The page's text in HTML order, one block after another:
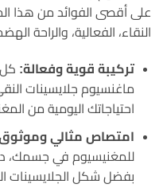
على أقصى الفوائد من هذا
النقاء، الفعالية، والراحة
تركيبة قوية وفعالة:
ماغنسيوم جلايسينات
احتياجاتك اليومية من
امتصاص مثالي
للمغنيسيوم في جسمك،
بفضل شكل الجلايسينات